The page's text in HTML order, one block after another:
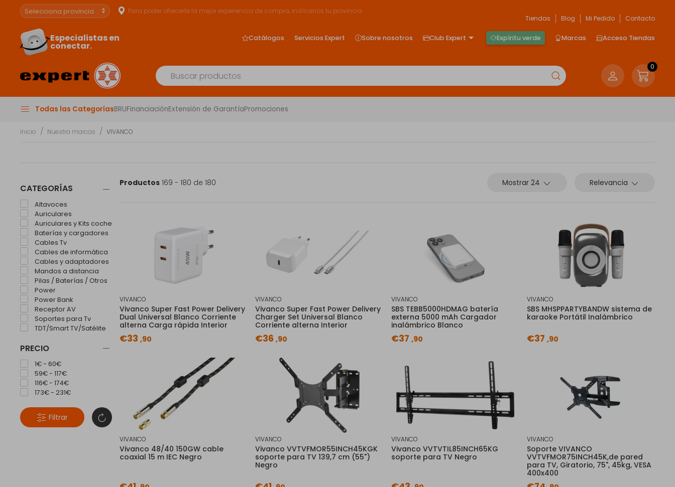
Para poder ofrecerte la mejor experiencia de compra, indícanos tu provincia
Tiendas
Blog Mi Pedido Contacto
Especialistas en
conectar.
Catálogos Servicios Expert Sobre nosotros Club Expert Espíritu verde Marcas Acceso Tiendas
0
Todas las CategoríasBRUFinanciaciónExtensión de GarantíaPromociones
Inicio Nuestra marcas VIVANCO
CATEGORÍAS
Altavoces
Auriculares
Auriculares y Kits coche
Baterías y cargadores
Cables Tv
Cables de informática
Cables y adaptadores
Mandos a distancia
Pilas / Baterías / Otros
Power
Power Bank
Receptor AV
Soportes para Tv
TDT/Smart TV/Satélite
PRECIO
1€ - 60€
59€ - 117€
116€ - 174€
173€ - 231€
Filtrar
Productos 169 - 180 de 180 Mostrar 24 Relevancia
VIVANCO
Vivanco Super Fast Power Delivery
Dual Universal Blanco Corriente
alterna Carga rápida Interior
€33 ,90
VIVANCO
Vivanco Super Fast Power Delivery
Charger Set Universal Blanco
Corriente alterna Interior
€36,90
VIVANCO
SBS TEBB5000HDMAG batería
externa 5000 mAh Cargador
inalámbrico Blanco
€37 ,90
VIVANCO
SBS MHSPPARTYBANDW sistema de
karaoke Portátil Inalámbrico
€37 ,90
VIVANCO
Vivanco 48/40 150GW cable
coaxial 15 m IEC Negro
VIVANCO
Vivanco VVTVFMOR55INCH45KGK
soporte para TV 139,7 cm (55")
Negro
VIVANCO
Vivanco VVTVTIL85INCH65KG
soporte para TV Negro
VIVANCO
Soporte VIVANCO
VVTVFMOR75INCH45K,de pared
para TV, Giratorio, 75", 45kg, VESA
400x400